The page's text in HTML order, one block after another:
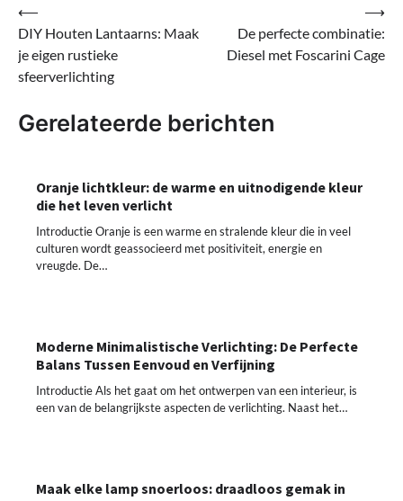
Bericht
navigatie
⟵
DIY Houten Lantaarns: Maak
je eigen rustieke
sfeerverlichting
De perfecte combinatie:
Diesel met Foscarini Cage
⟶
Gerelateerde berichten
Oranje lichtkleur: de warme en uitnodigende kleur
die het leven verlicht
Introductie Oranje is een warme en stralende kleur die in veel
culturen wordt geassocieerd met positiviteit, energie en
vreugde. De…
Moderne Minimalistische Verlichting: De Perfecte
Balans Tussen Eenvoud en Verfijning
Introductie Als het gaat om het ontwerpen van een interieur, is
een van de belangrijkste aspecten de verlichting. Naast het…
Maak elke lamp snoerloos: draadloos gemak in